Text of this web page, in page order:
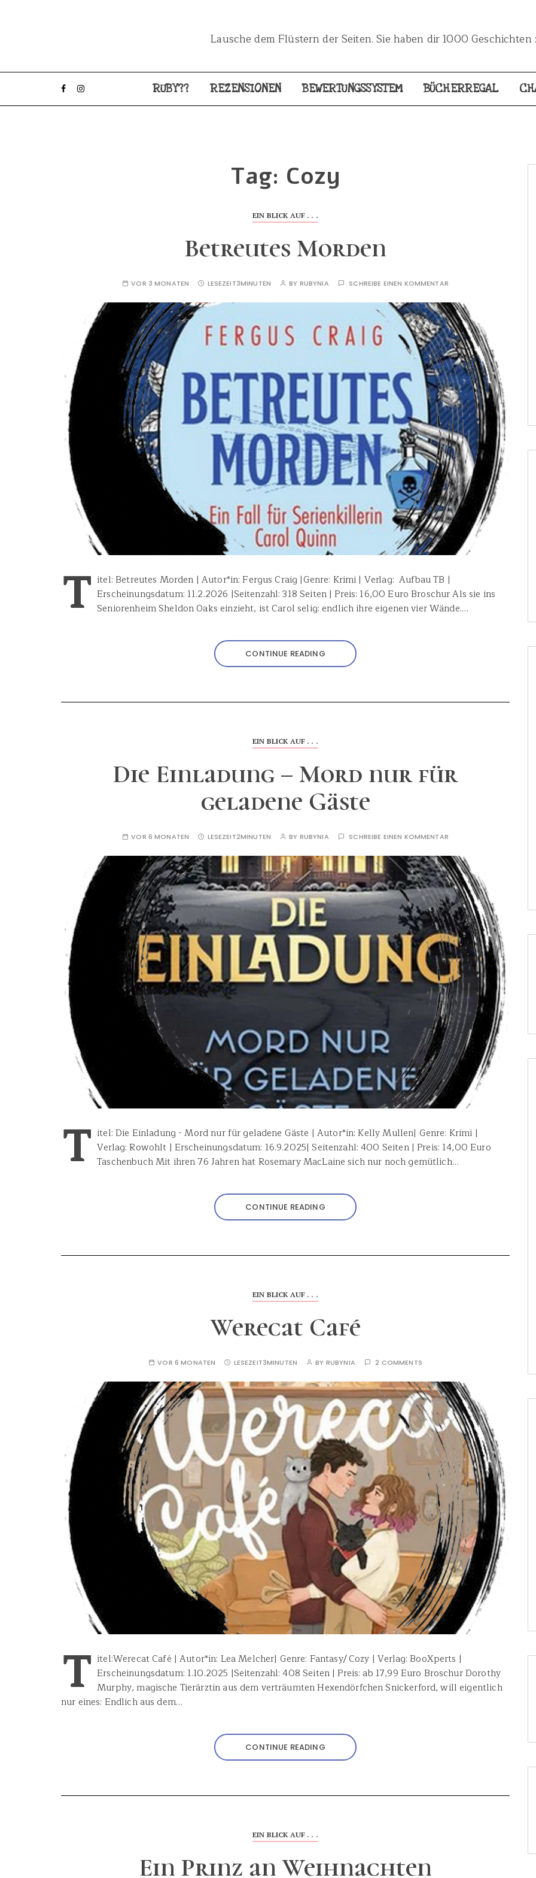
Lausche dem Flüstern der Seiten. Sie haben dir 1000 Geschichten
RUBY?? REZENSIONEN BEWERTUNGSSYSTEM BÜCHERREGAL
Tag: Cozy
EIN BLICK AUF . . .
Betreutes Morden
VOR 3 MONATEN LESEZEIT3MINUTEN BY RUBYNIA SCHREIBE EINEN KOMMENTAR
T itel: Betreutes Morden | Autor*in: Fergus Craig |Genre: Krimi | Verlag: ‎ Aufbau TB |
Erscheinungsdatum: 11.2.2026 |Seitenzahl: 318 Seiten | Preis: 16,00 Euro Broschur Als sie ins
Seniorenheim Sheldon Oaks einzieht, ist Carol selig: endlich ihre eigenen vier Wände.…
CONTINUE READING
EIN BLICK AUF . . .
Die Einladung – Mord nur für
geladene Gäste
VOR 6 MONATEN LESEZEIT2MINUTEN BY RUBYNIA SCHREIBE EINEN KOMMENTAR
T itel: Die Einladung - Mord nur für geladene Gäste | Autor*in: Kelly Mullen| Genre: Krimi |
Verlag: Rowohlt | Erscheinungsdatum: 16.9.2025| Seitenzahl: 400 Seiten | Preis: 14,00 Euro
Taschenbuch Mit ihren 76 Jahren hat Rosemary MacLaine sich nur noch gemütlich…
CONTINUE READING
EIN BLICK AUF . . .
Werecat Café
VOR 6 MONATEN LESEZEIT3MINUTEN BY RUBYNIA 2 COMMENTS
T itel:Werecat Café | Autor*in: Lea Melcher| Genre: Fantasy/ Cozy | Verlag: BooXperts |
Erscheinungsdatum: 1.10.2025 |Seitenzahl: 408 Seiten | Preis: ab 17,99 Euro Broschur Dorothy
Murphy, magische Tierärztin aus dem verträumten Hexendörfchen Snickerford, will eigentlich
nur eines: Endlich aus dem…
CONTINUE READING
EIN BLICK AUF . . .
Ein Prinz an Weihnachten